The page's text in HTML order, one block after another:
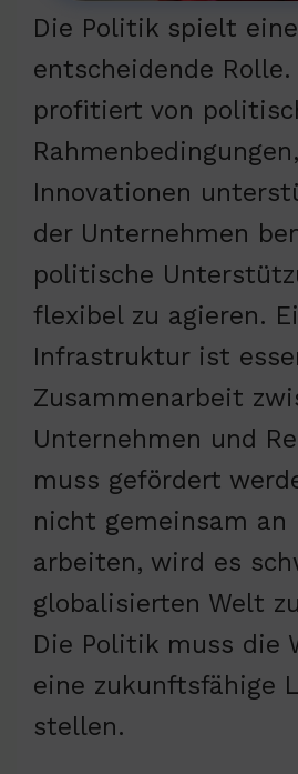
Die Politik spielt eine
entscheidende
profitiert von
Innovationen
der Unternehmen
politische
flexibel zu agieren.
Infrastruktur ist
Zusammenarbeit
Unternehmen und
muss gefördert
nicht gemeinsam an
arbeiten, wird es
globalisierten Welt
Die Politik muss die
eine zukunftsfähige
stellen.